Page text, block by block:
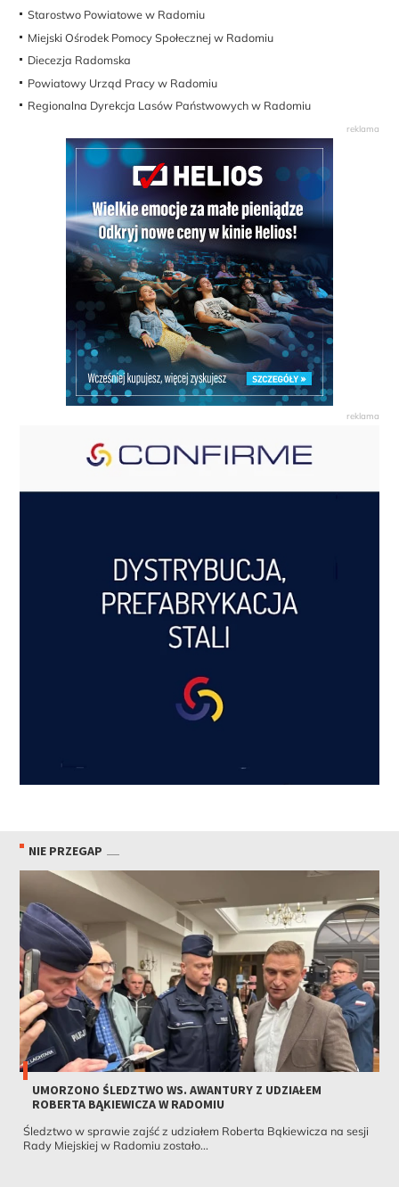
Starostwo Powiatowe w Radomiu
Miejski Ośrodek Pomocy Społecznej w Radomiu
Diecezja Radomska
Powiatowy Urząd Pracy w Radomiu
Regionalna Dyrekcja Lasów Państwowych w Radomiu
NIE PRZEGAP
UMORZONO ŚLEDZTWO WS. AWANTURY Z UDZIAŁEM
ROBERTA BĄKIEWICZA W RADOMIU
Śledztwo w sprawie zajść z udziałem Roberta Bąkiewicza na sesji
Rady Miejskiej w Radomiu zostało...